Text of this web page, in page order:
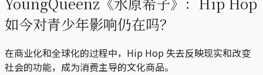
如今对青少年影响仍在吗？
在商业化和全球化的过程中，Hip Hop 失去反映现实和改变
社会的功能，成为消费主导的文化商品。